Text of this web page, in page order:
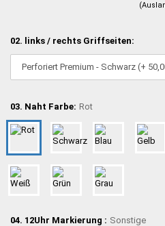
02. links / rechts Griffseiten:
03. Naht Farbe: Rot
04. 12Uhr Markierung : Sonstige